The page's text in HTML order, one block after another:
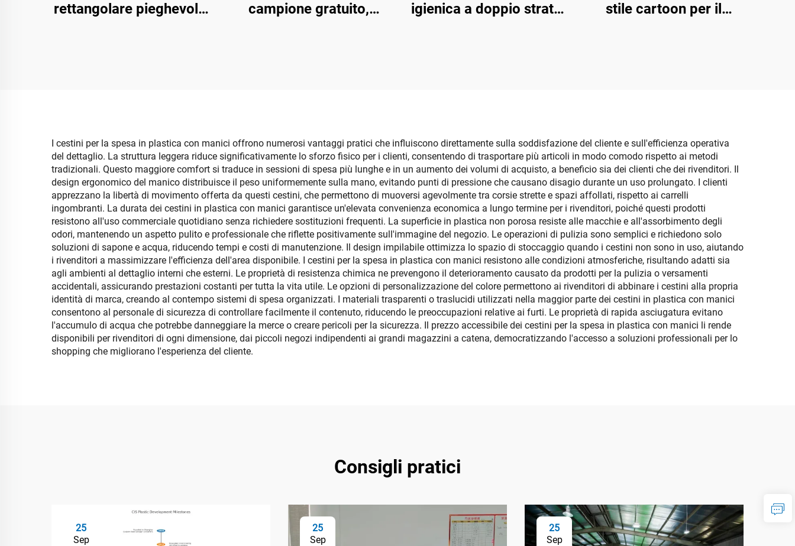
rettangolare pieghevole,
campione gratuito,
igienica a doppio strato
stile cartoon per il
I cestini per la spesa in plastica con manici offrono numerosi vantaggi pratici che influiscono direttamente sulla soddisfazione del cliente e sull'efficienza operativa
del dettaglio. La struttura leggera riduce significativamente lo sforzo fisico per i clienti, consentendo di trasportare più articoli in modo comodo rispetto ai metodi
tradizionali. Questo maggiore comfort si traduce in sessioni di spesa più lunghe e in un aumento dei volumi di acquisto, a beneficio sia dei clienti che dei rivenditori. Il
design ergonomico del manico distribuisce il peso uniformemente sulla mano, evitando punti di pressione che causano disagio durante un uso prolungato. I clienti
apprezzano la libertà di movimento offerta da questi cestini, che permettono di muoversi agevolmente tra corsie strette e spazi affollati, rispetto ai carrelli
ingombranti. La durata dei cestini in plastica con manici garantisce un'elevata convenienza economica a lungo termine per i rivenditori, poiché questi prodotti
resistono all'uso commerciale quotidiano senza richiedere sostituzioni frequenti. La superficie in plastica non porosa resiste alle macchie e all'assorbimento degli
odori, mantenendo un aspetto pulito e professionale che riflette positivamente sull'immagine del negozio. Le operazioni di pulizia sono semplici e richiedono solo
soluzioni di sapone e acqua, riducendo tempi e costi di manutenzione. Il design impilabile ottimizza lo spazio di stoccaggio quando i cestini non sono in uso, aiutando
i rivenditori a massimizzare l'efficienza dell'area disponibile. I cestini per la spesa in plastica con manici resistono alle condizioni atmosferiche, risultando adatti sia
agli ambienti al dettaglio interni che esterni. Le proprietà di resistenza chimica ne prevengono il deterioramento causato da prodotti per la pulizia o versamenti
accidentali, assicurando prestazioni costanti per tutta la vita utile. Le opzioni di personalizzazione del colore permettono ai rivenditori di abbinare i cestini alla propria
identità di marca, creando al contempo sistemi di spesa organizzati. I materiali trasparenti o traslucidi utilizzati nella maggior parte dei cestini in plastica con manici
consentono al personale di sicurezza di controllare facilmente il contenuto, riducendo le preoccupazioni relative ai furti. Le proprietà di rapida asciugatura evitano
l'accumulo di acqua che potrebbe danneggiare la merce o creare pericoli per la sicurezza. Il prezzo accessibile dei cestini per la spesa in plastica con manici li rende
disponibili per rivenditori di ogni dimensione, dai piccoli negozi indipendenti ai grandi magazzini a catena, democratizzando l'accesso a soluzioni professionali per lo
shopping che migliorano l'esperienza del cliente.
Consigli pratici
25
Sep
25
Sep
25
Sep